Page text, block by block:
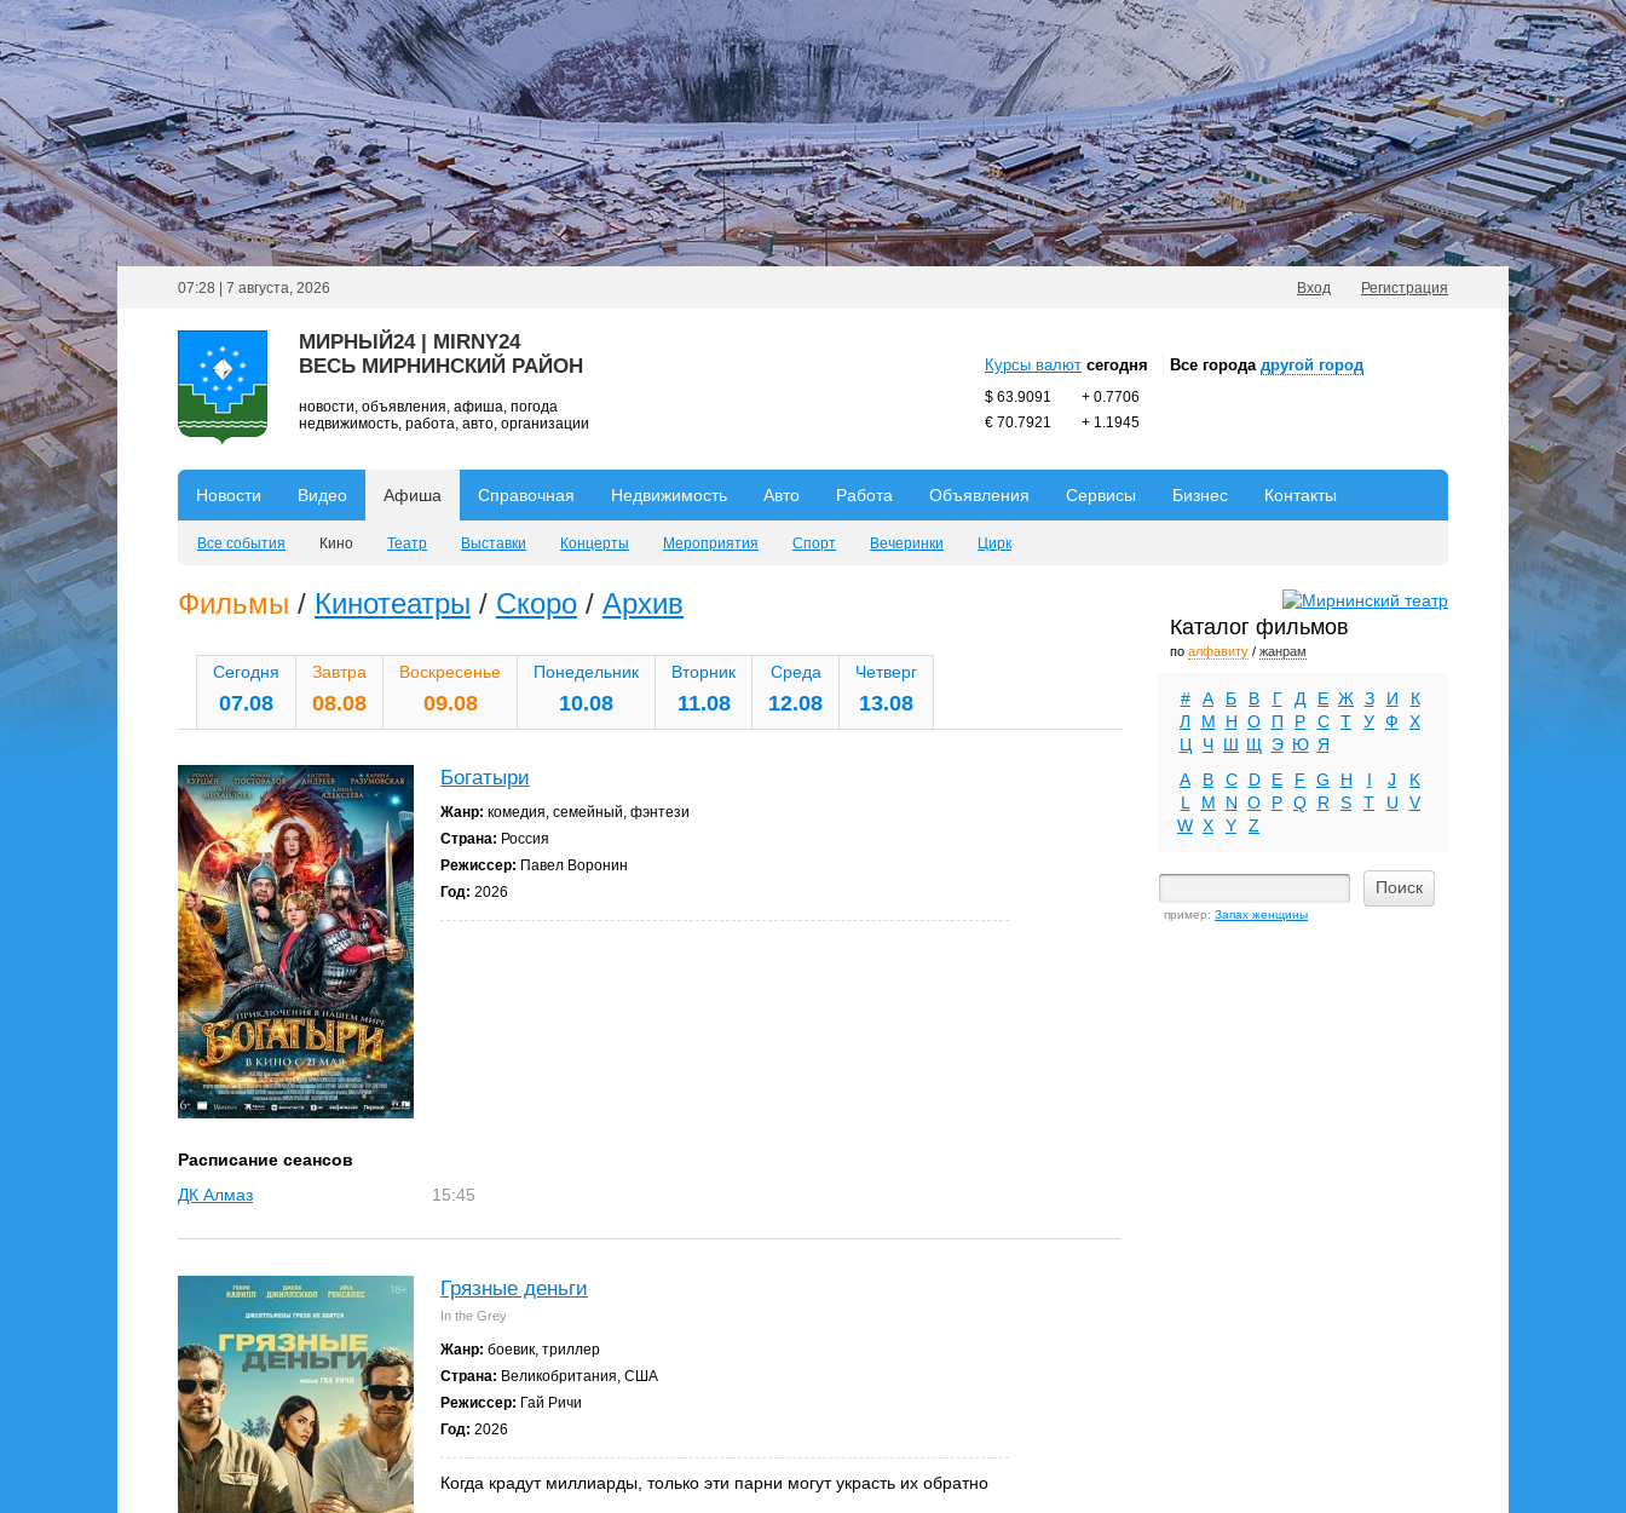
07:28 | 7 августа, 2026 Вход Регистрация
МИРНЫЙ24 | MIRNY24
ВЕСЬ МИРНИНСКИЙ РАЙОН
новости, объявления, афиша, погода
недвижимость, работа, авто, организации
Все города другой город
Курсы валют сегодня
$ 63.9091 + 0.7706
€ 70.7921
+ 1.1945
Новости Видео Афиша Справочная Недвижимость Авто Работа Объявления Сервисы Бизнес Контакты
Все события Кино Театр Выставки Концерты Мероприятия Спорт Вечеринки Цирк
Фильмы / Кинотеатры / Скоро / Архив
Сегодня
07.08
Завтра
08.08
Воскресенье
09.08
Понедельник
10.08
Вторник
11.08
Среда
12.08
Четверг
13.08
Богатыри
Жанр: комедия, семейный, фэнтези
Страна: Россия
Режиссер: Павел Воронин
Год: 2026
Расписание сеансов
ДК Алмаз
15:45
Грязные деньги
In the Grey
Жанр: боевик, триллер
Страна: Великобритания, США
Режиссер: Гай Ричи
Год: 2026
Когда крадут миллиарды, только эти парни могут украсть их обратно
Каталог фильмов
по алфавиту / жанрам
# А Б В Г Д Е Ж З И
К
Л
М Н О П Р С Т У Ф
Х
Ц
Ч Ш Щ Э Ю Я
A
B C D E F G H I J
K
L
M N O P Q R S T U
V
W X Y Z
пример: Запах женщины